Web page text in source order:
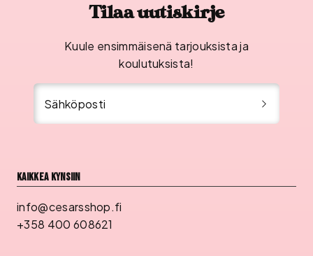
Tilaa uutiskirje
Kuule ensimmäisenä tarjouksista ja
koulutuksista!
Sähköposti
Kaikkea kynsiin
info@cesarsshop.fi
+358 400 608621